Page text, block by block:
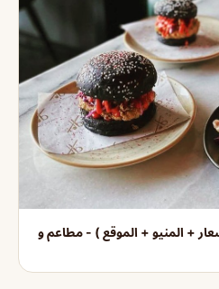
+ المنيو + الموقع ) - مطاعم و